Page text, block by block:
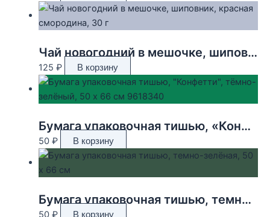
Чай новогодний в мешочке, шиповник, красная смородина, 30 г
125 ₽ В корзину
Бумага упаковочная тишью, «Конфетти», тёмно-зелёный, 50 х 66 см 9618340
50 ₽ В корзину
Бумага упаковочная тишью, темно-зелёная, 50 х 66 см
50 ₽ В корзину